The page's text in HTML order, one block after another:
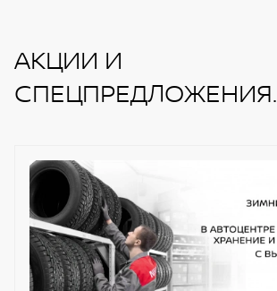
АКЦИИ И
СПЕЦПРЕДЛОЖЕНИЯ.